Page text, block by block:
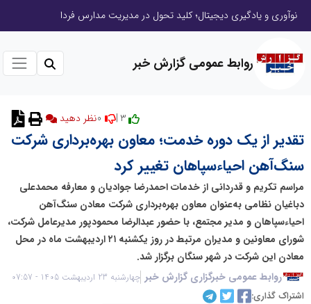
نوآوری و یادگیری دیجیتال؛ کلید تحول در مدیریت مدارس فردا
روابط عمومی گزارش خبر
3 | نظر دهید
تقدیر از یک دوره خدمت؛ معاون بهره‌برداری شرکت
سنگ‌آهن احیاءسپاهان تغییر کرد
مراسم تکریم و قدردانی از خدمات احمدرضا جوادیان و معارفه محمدعلی
دباغیان نظامی به‌عنوان معاون بهره‌برداری شرکت معادن سنگ‌آهن
احیاءسپاهان و مدیر مجتمع، با حضور عبدالرضا محمودپور مدیرعامل شرکت،
شورای معاونین و مدیران مرتبط در روز یکشنبه ۲۱ اردیبهشت ماه در محل
معادن این شرکت در شهر سنگان برگزار شد.
روابط عمومی خبرگزاری گزارش خبر چهارشنبه 23 اردیبهشت 1405 - 07:57
اشتراک گذاری: